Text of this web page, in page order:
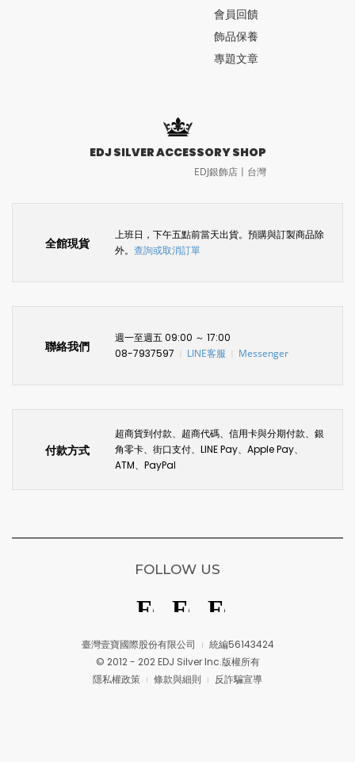
會員回饋
飾品保養
專題文章
EDJ SILVER ACCESSORY SHOP
EDJ銀飾店〡台灣
全館現貨
上班日，下午五點前當天出貨。預購與訂製商品除
外。 查詢或取消訂單
聯絡我們
週一至週五 09:00 ～ 17:00
08-7937597
LINE客服 Messenger
付款方式
超商貨到付款、超商代碼、信用卡與分期付款、銀
角零卡、街口支付、LINE Pay、Apple Pay、
ATM、PayPal
臺灣壹寶國際股份有限公司
統編56143424
© 2012 - 202 EDJ Silver Inc.版權所有
隱私權政策
條款與細則 反詐騙宣導
FOLLOW US